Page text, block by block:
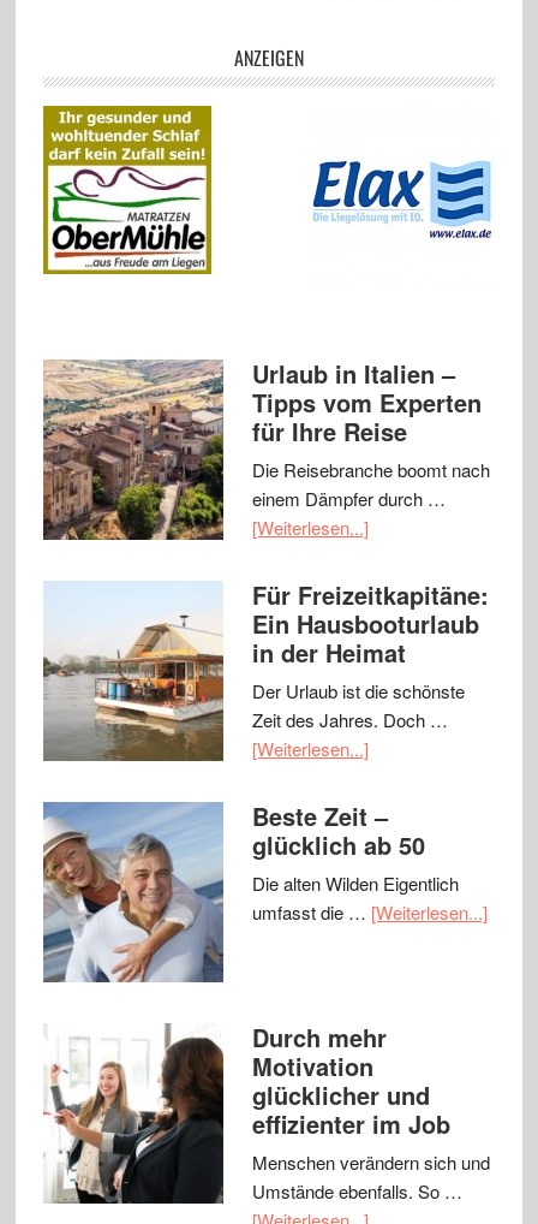
ANZEIGEN
Urlaub in Italien –
Tipps vom Experten
für Ihre Reise
Die Reisebranche boomt nach
einem Dämpfer durch …
[Weiterlesen...]
Für Freizeitkapitäne:
Ein Hausbooturlaub
in der Heimat
Der Urlaub ist die schönste
Zeit des Jahres. Doch …
[Weiterlesen...]
Beste Zeit –
glücklich ab 50
Die alten Wilden Eigentlich
umfasst die … [Weiterlesen...]
Durch mehr
Motivation
glücklicher und
effizienter im Job
Menschen verändern sich und
Umstände ebenfalls. So …